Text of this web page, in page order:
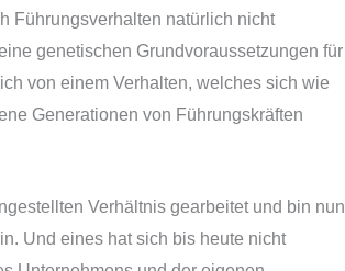
Führungsverhalten natürlich nicht
genetischen Grundvoraussetzungen für
von einem Verhalten, welches sich wie
Generationen von Führungskräften
Verhältnis gearbeitet und bin nun
Und eines hat sich bis heute nicht